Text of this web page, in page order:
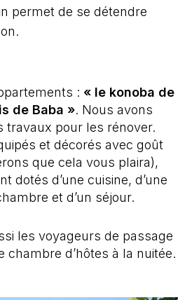
permet de se détendre
: « le konoba de
de Baba ». Nous avons
travaux pour les rénover.
et décorés avec goût
que cela vous plaira),
dotés d’une cuisine, d’une
et d’un séjour.
les voyageurs de passage
chambre d’hôtes à la nuitée.